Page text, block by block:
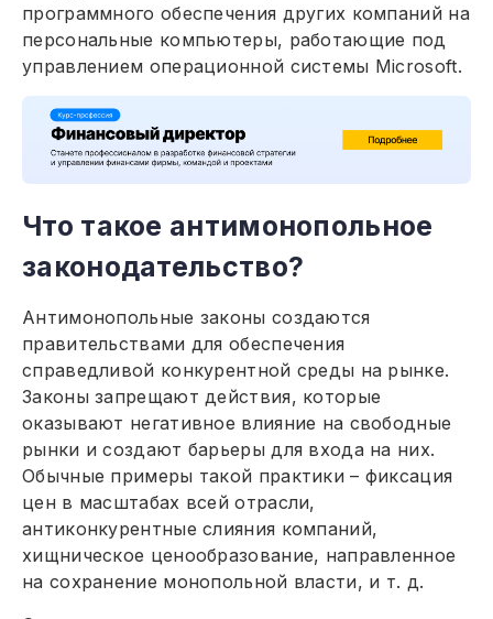
программного обеспечения других компаний на
персональные компьютеры, работающие под
управлением операционной системы Microsoft.
Что такое антимонопольное
законодательство?
Антимонопольные законы создаются
правительствами для обеспечения
справедливой конкурентной среды на рынке.
Законы запрещают действия, которые
оказывают негативное влияние на свободные
рынки и создают барьеры для входа на них.
Обычные примеры такой практики – фиксация
цен в масштабах всей отрасли,
антиконкурентные слияния компаний,
хищническое ценообразование, направленное
на сохранение монопольной власти, и т. д.